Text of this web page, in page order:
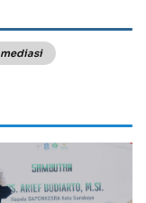
mediasi